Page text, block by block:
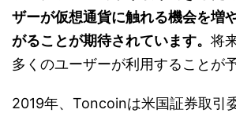
ザーが仮想通貨に触れる機会を増
がることが期待されています。 将
多くのユーザーが利用することが
2019年、Toncoinは米国証券取引